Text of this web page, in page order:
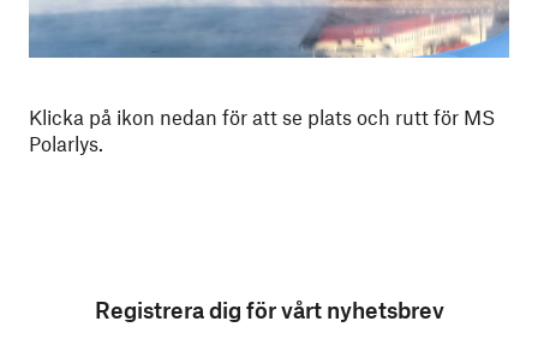
Klicka på ikon nedan för att se plats och rutt för MS
Polarlys.
Registrera dig för vårt nyhetsbrev